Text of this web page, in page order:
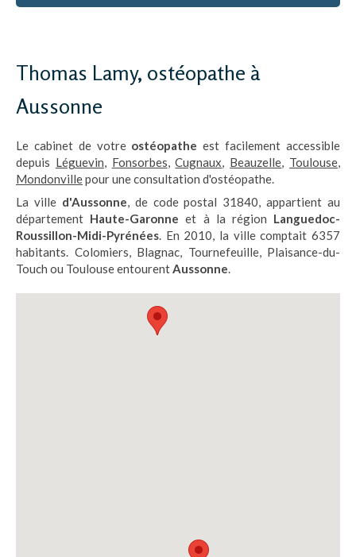
Thomas Lamy, ostéopathe à
Aussonne
Le cabinet de votre ostéopathe est facilement accessible
depuis Léguevin, Fonsorbes,Cugnaux, Beauzelle, Toulouse,
Mondonvillepour une consultation d'ostéopathe.
La villed'Aussonne, de code postal 31840, appartient au
département Haute-Garonne et à la région Languedoc-
Roussillon-Midi-Pyrénées. En 2010, la ville comptait 6357
habitants. Colomiers, Blagnac, Tournefeuille, Plaisance-du-
Touch ou Toulouse entourentAussonne.